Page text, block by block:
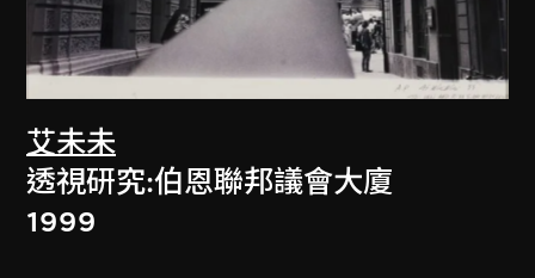
艾未未
透視研究:伯恩聯邦議會大廈
1999